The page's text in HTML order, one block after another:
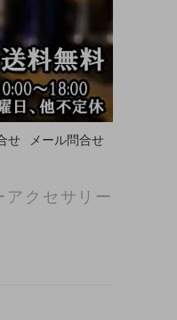
せ メール問合せ
アクセサリー